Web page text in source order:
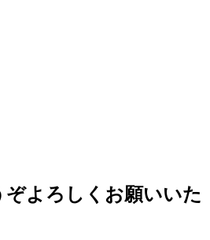
よろしくお願いいた